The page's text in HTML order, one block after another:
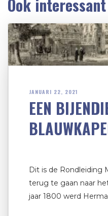
Ook interessant
JANUARI 22, 2021
EEN
Dit is de Rondleiding
terug te gaan naar
jaar 1800 werd